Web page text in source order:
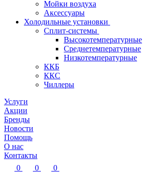
Мойки воздуха
Аксессуары
Холодильные установки
Сплит-системы
Высокотемпературные
Среднетемпературные
Низкотемпературные
ККБ
ККС
Чиллеры
Услуги
Акции
Бренды
Новости
Помощь
О нас
Контакты
0
0
0